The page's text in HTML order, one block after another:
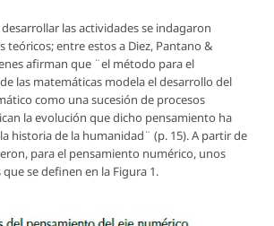
las actividades se indagaron
teóricos; entre estos a Diez, Pantano &
afirman que ¨el método para el
las matemáticas modela el desarrollo del
como una sucesión de procesos
la evolución que dicho pensamiento ha
historia de la humanidad¨ (p. 15). A partir de
para el pensamiento numérico, unos
se definen en la Figura 1.